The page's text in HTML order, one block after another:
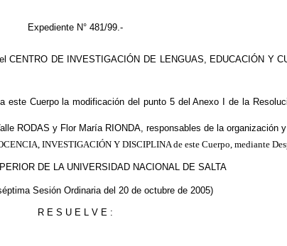
Expediente N° 481/99.-
DE INVESTIGACIÓN DE LENGUAS, EDUCACIÓN Y
Cuerpo la modificación del punto 5 del Anexo I de la
RODAS y Flor María RIONDA, responsables de la organización
INVESTIGACIÓN Y DISCIPLINA de este Cuerpo, mediante
DE LA UNIVERSIDAD NACIONAL DE SALTA
Sesión Ordinaria del 20 de octubre de 2005)
R E S U E L V E :